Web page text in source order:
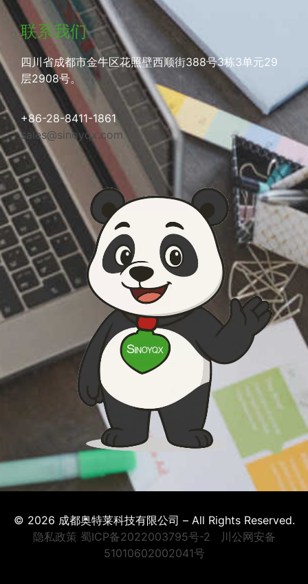
联系我们
四川省成都市金牛区花照壁西顺街388号3栋3单元29
层2908号。
+86-28-8411-1861
sales@sinoyqx.com
© 2026 成都奥特莱科技有限公司 – All Rights Reserved.
隐私政策 蜀ICP备2022003795号-2
川公网安备
51010602002041号